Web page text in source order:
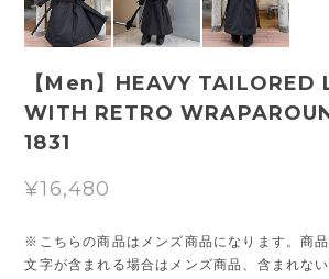
【Men】HEAVY TAILORED
WITH RETRO
1831
¥16,480
※こちらの商品はメンズ商品になります。商
文字が含まれる場合はメンズ商品、含まれな